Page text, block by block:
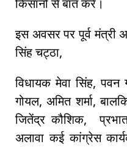
किसानों से बात करें।
इस अवसर पर पूर्व मंत्री
सिंह चट्ठा,
विधायक मेवा सिंह, पवन
गोयल, अमित शर्मा,
जितेंद्र कौशिक,
अलावा कई कांग्रेस